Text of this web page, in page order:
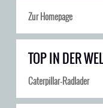
Zur Homepage
TOP IN DER
Caterpillar-Radlader